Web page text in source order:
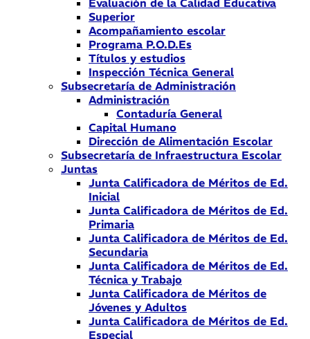
Evaluación de la Calidad Educativa
Superior
Acompañamiento escolar
Programa P.O.D.Es
Títulos y estudios
Inspección Técnica General
Subsecretaría de Administración
Administración
Contaduría General
Capital Humano
Dirección de Alimentación Escolar
Subsecretaría de Infraestructura Escolar
Juntas
Junta Calificadora de Méritos de Ed.
Inicial
Junta Calificadora de Méritos de Ed.
Primaria
Junta Calificadora de Méritos de Ed.
Secundaria
Junta Calificadora de Méritos de Ed.
Técnica y Trabajo
Junta Calificadora de Méritos de
Jóvenes y Adultos
Junta Calificadora de Méritos de Ed.
Especial